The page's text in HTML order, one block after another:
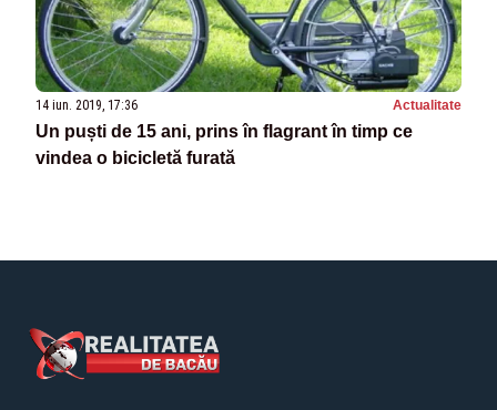
14 iun. 2019, 17:36 Actualitate
Un puști de 15 ani, prins în flagrant în timp ce
vindea o bicicletă furată